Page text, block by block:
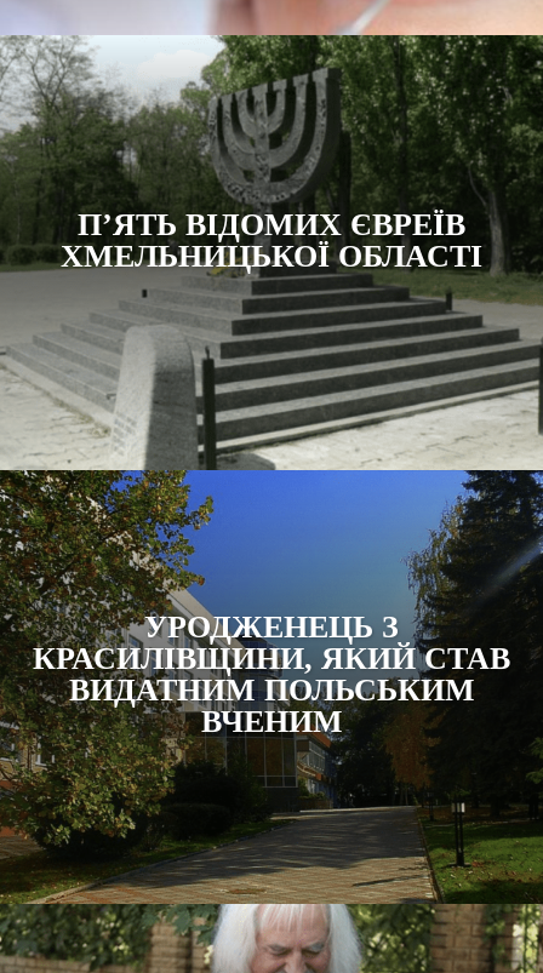
П’ЯТЬ ВІДОМИХ ЄВРЕЇВ
ХМЕЛЬНИЦЬКОЇ ОБЛАСТІ
УРОДЖЕНЕЦЬ З
КРАСИЛІВЩИНИ, ЯКИЙ СТАВ
ВИДАТНИМ ПОЛЬСЬКИМ
ВЧЕНИМ